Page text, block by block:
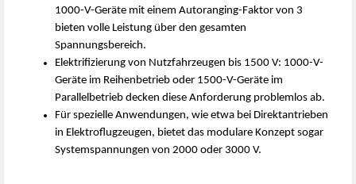
1000-V-Geräte mit einem Autoranging-Faktor von 3
bieten volle Leistung über den gesamten
Spannungsbereich.
Elektrifizierung von Nutzfahrzeugen bis 1500 V: 1000-V-
Geräte im Reihenbetrieb oder 1500-V-Geräte im
Parallelbetrieb decken diese Anforderung problemlos ab.
Für spezielle Anwendungen, wie etwa bei Direktantrieben
in Elektroflugzeugen, bietet das modulare Konzept sogar
Systemspannungen von 2000 oder 3000 V.